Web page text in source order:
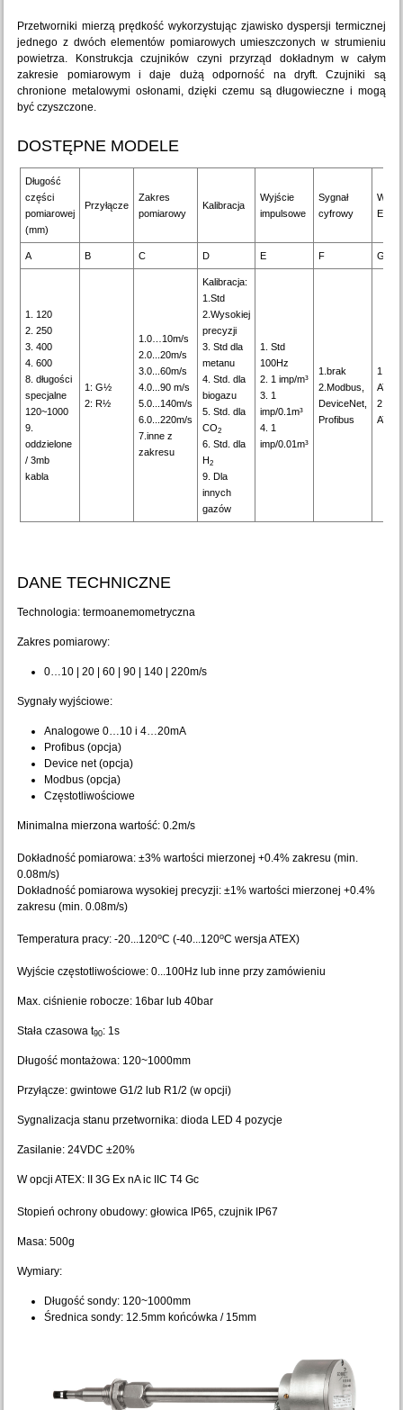
Przetworniki mierzą prędkość wykorzystując zjawisko dyspersji termicznej
jednego z dwóch elementów pomiarowych umieszczonych w strumieniu
powietrza. Konstrukcja czujników czyni przyrząd dokładnym w całym
zakresie pomiarowym i daje dużą odporność na dryft. Czujniki są
chronione metalowymi osłonami, dzięki czemu są długowieczne i mogą
być czyszczone.
DOSTĘPNE MODELE
Długość
części
pomiarowej
(mm)
Przyłącze
Zakres
pomiarowy
Kalibracja
Wyjście
impulsowe
Sygnał
cyfrowy
Ex
A B C D E F G
1. 120
2. 250
3. 400
4. 600
8. długości
specjalne
120~1000
9.
oddzielone
/ 3mb
kabla
1: G½
2: R½
1.0…10m/s
2.0...20m/s
3.0...60m/s
4.0...90 m/s
5.0...140m/s
6.0...220m/s
7.inne z
zakresu
Kalibracja:
1.Std
2.Wysokiej
precyzji
3. Std dla
metanu
4. Std. dla
biogazu
5. Std. dla
CO2
6. Std. dla
H2
9. Dla
innych
gazów
1. Std
100Hz
2. 1 imp/m³
3. 1
imp/0.1m³
4. 1
imp/0.01m³
1.brak
2.Modbus,
DeviceNet,
Profibus
1.bez
ATEX
2.
ATEX
DANE TECHNICZNE
Technologia: termoanemometryczna
Zakres pomiarowy:
0…10 | 20 | 60 | 90 | 140 | 220m/s
Sygnały wyjściowe:
Analogowe 0…10 i 4…20mA
Profibus (opcja)
Device net (opcja)
Modbus (opcja)
Częstotliwościowe
Minimalna mierzona wartość: 0.2m/s
Dokładność pomiarowa: ±3% wartości mierzonej +0.4% zakresu (min.
0.08m/s)
Dokładność pomiarowa wysokiej precyzji: ±1% wartości mierzonej +0.4%
zakresu (min. 0.08m/s)
Temperatura pracy: -20...120oC (-40...120oC wersja ATEX)
Wyjście częstotliwościowe: 0...100Hz lub inne przy zamówieniu
Max. ciśnienie robocze: 16bar lub 40bar
Stała czasowa t90: 1s
Długość montażowa: 120~1000mm
Przyłącze: gwintowe G1/2 lub R1/2 (w opcji)
Sygnalizacja stanu przetwornika: dioda LED 4 pozycje
Zasilanie: 24VDC ±20%
W opcji ATEX: II 3G Ex nA ic IIC T4 Gc
Stopień ochrony obudowy: głowica IP65, czujnik IP67
Masa: 500g
Wymiary:
Długość sondy: 120~1000mm
Średnica sondy: 12.5mm końcówka / 15mm